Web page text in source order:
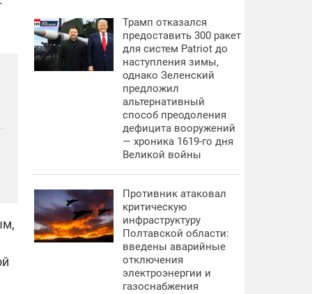
Трамп отказался
предоставить 300 ракет
для систем Patriot до
наступления зимы,
однако Зеленский
предложил
альтернативный
способ преодоления
дефицита вооружений
— хроника 1619-го дня
Великой войны
Противник атаковал
критическую
инфраструктуру
Полтавской области:
введены аварийные
отключения
электроэнергии и
газоснабжения